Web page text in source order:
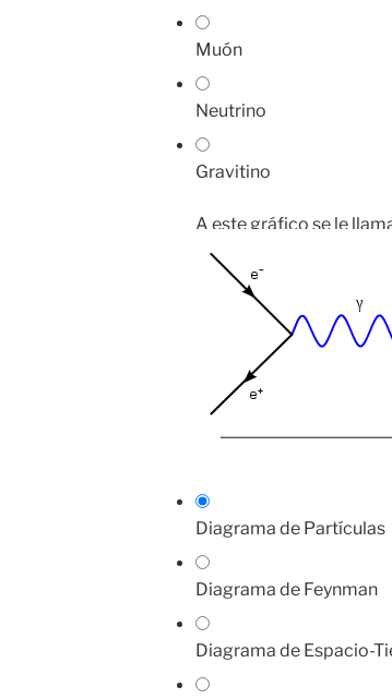
Muón
Neutrino
Gravitino
A este gráfico se le
Diagrama de Partículas
Diagrama de Feynman
Diagrama de Espacio-